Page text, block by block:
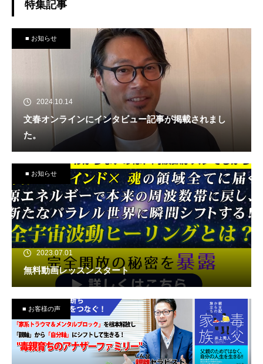
特集記事
■ お知らせ
2024.10.14
文春オンラインにインタビュー記事が掲載されまし
た。
■ お知らせ
2023.07.01
無料動画レッスンスタート
■ お客様の声